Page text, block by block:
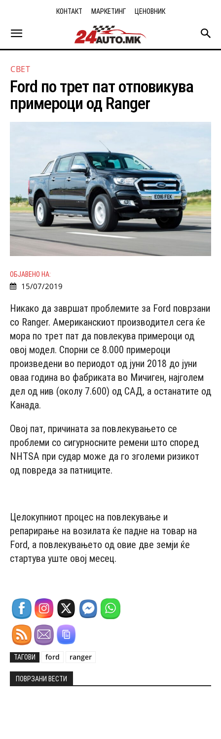
КОНТАКТ МАРКЕТИНГ ЦЕНОВНИК
СВЕТ
Ford по трет пат отповикува
примероци од Ranger
ОБЈАВЕНО НА:
15/07/2019
Никако да завршат проблемите за Ford поврзани
со Ranger. Американскиот производител сега ќе
мора по трет пат да повлекува примероци од
овој модел. Спорни се 8.000 примероци
произведени во периодот од јуни 2018 до јуни
оваа година во фабриката во Мичиген, најголем
дел од нив (околу 7.600) од САД, а останатите од
Канада.
Овој пат, причината за повлекувањето се
проблеми со сигурносните ремени што според
NHTSA при судар може да го зголеми ризикот
од повреда за патниците.
Целокупниот процес на повлекување и
репарирање на возилата ќе падне на товар на
Ford, а повлекувањето од овие две земји ќе
стартува уште овој месец.
ТАГОВИ ford ranger
ПОВРЗАНИ ВЕСТИ